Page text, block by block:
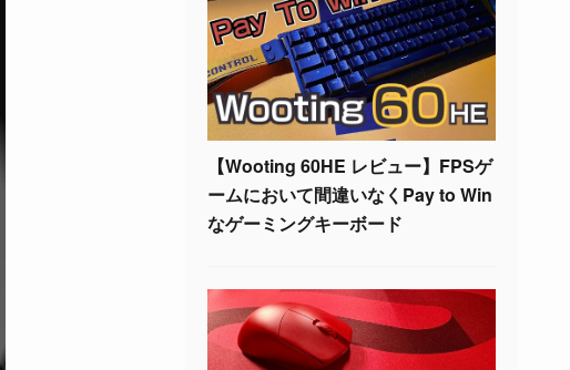
【Wooting 60HE レビュー】FPSゲ
ームにおいて間違いなくPay to Win
なゲーミングキーボード